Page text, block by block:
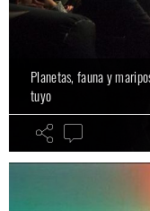
Planetas, fauna y
tuyo